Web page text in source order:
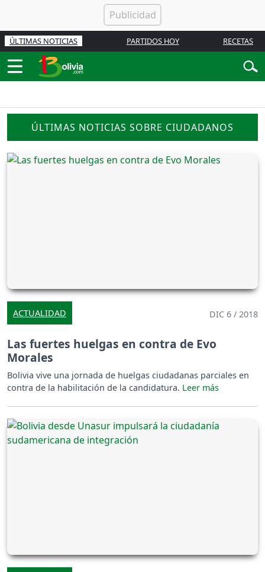
ÚLTIMAS NOTICIAS PARTIDOS HOY RECETAS
ÚLTIMAS NOTICIAS SOBRE CIUDADANOS
ACTUALIDAD DIC 6 / 2018
Las fuertes huelgas en contra de Evo
Morales
Bolivia vive una jornada de huelgas ciudadanas parciales en
contra de la habilitación de la candidatura.